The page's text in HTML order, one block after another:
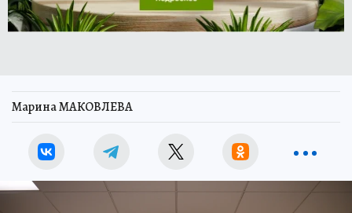
Марина МАКОВЛЕВА